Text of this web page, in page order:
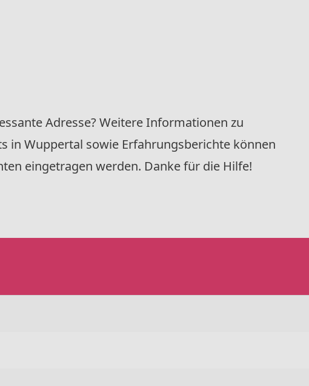
Adresse? Weitere Informationen zu
in Wuppertal sowie Erfahrungsberichte können
eingetragen werden. Danke für die Hilfe!